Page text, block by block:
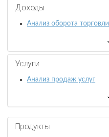
Доходы
Анализ оборота торговли
Услуги
Анализ продаж услуг
Продукты